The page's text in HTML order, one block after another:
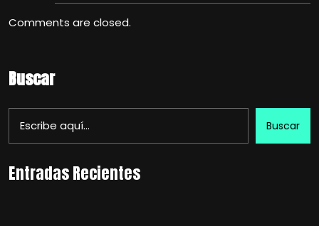
Comments are closed.
Buscar
Buscar
Entradas Recientes